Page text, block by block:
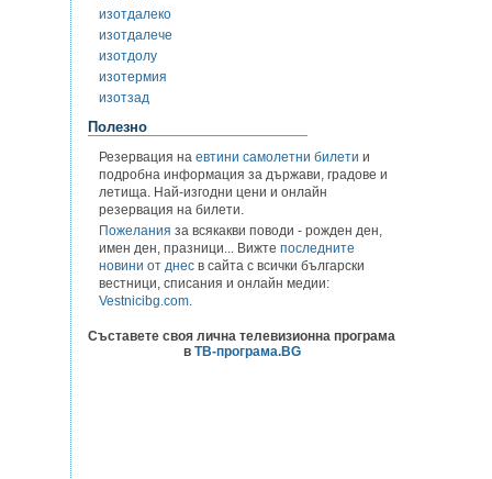
изотдалеко
изотдалече
изотдолу
изотермия
изотзад
Полезно
Резервация на евтини самолетни билети и
подробна информация за държави, градове и
летища. Най-изгодни цени и онлайн
резервация на билети.
Пожелания за всякакви поводи - рожден ден,
имен ден, празници... Вижте последните
новини от днес в сайта с всички български
вестници, списания и онлайн медии:
Vestnicibg.com.
Съставете своя лична телевизионна програма
в ТВ-програма.BG